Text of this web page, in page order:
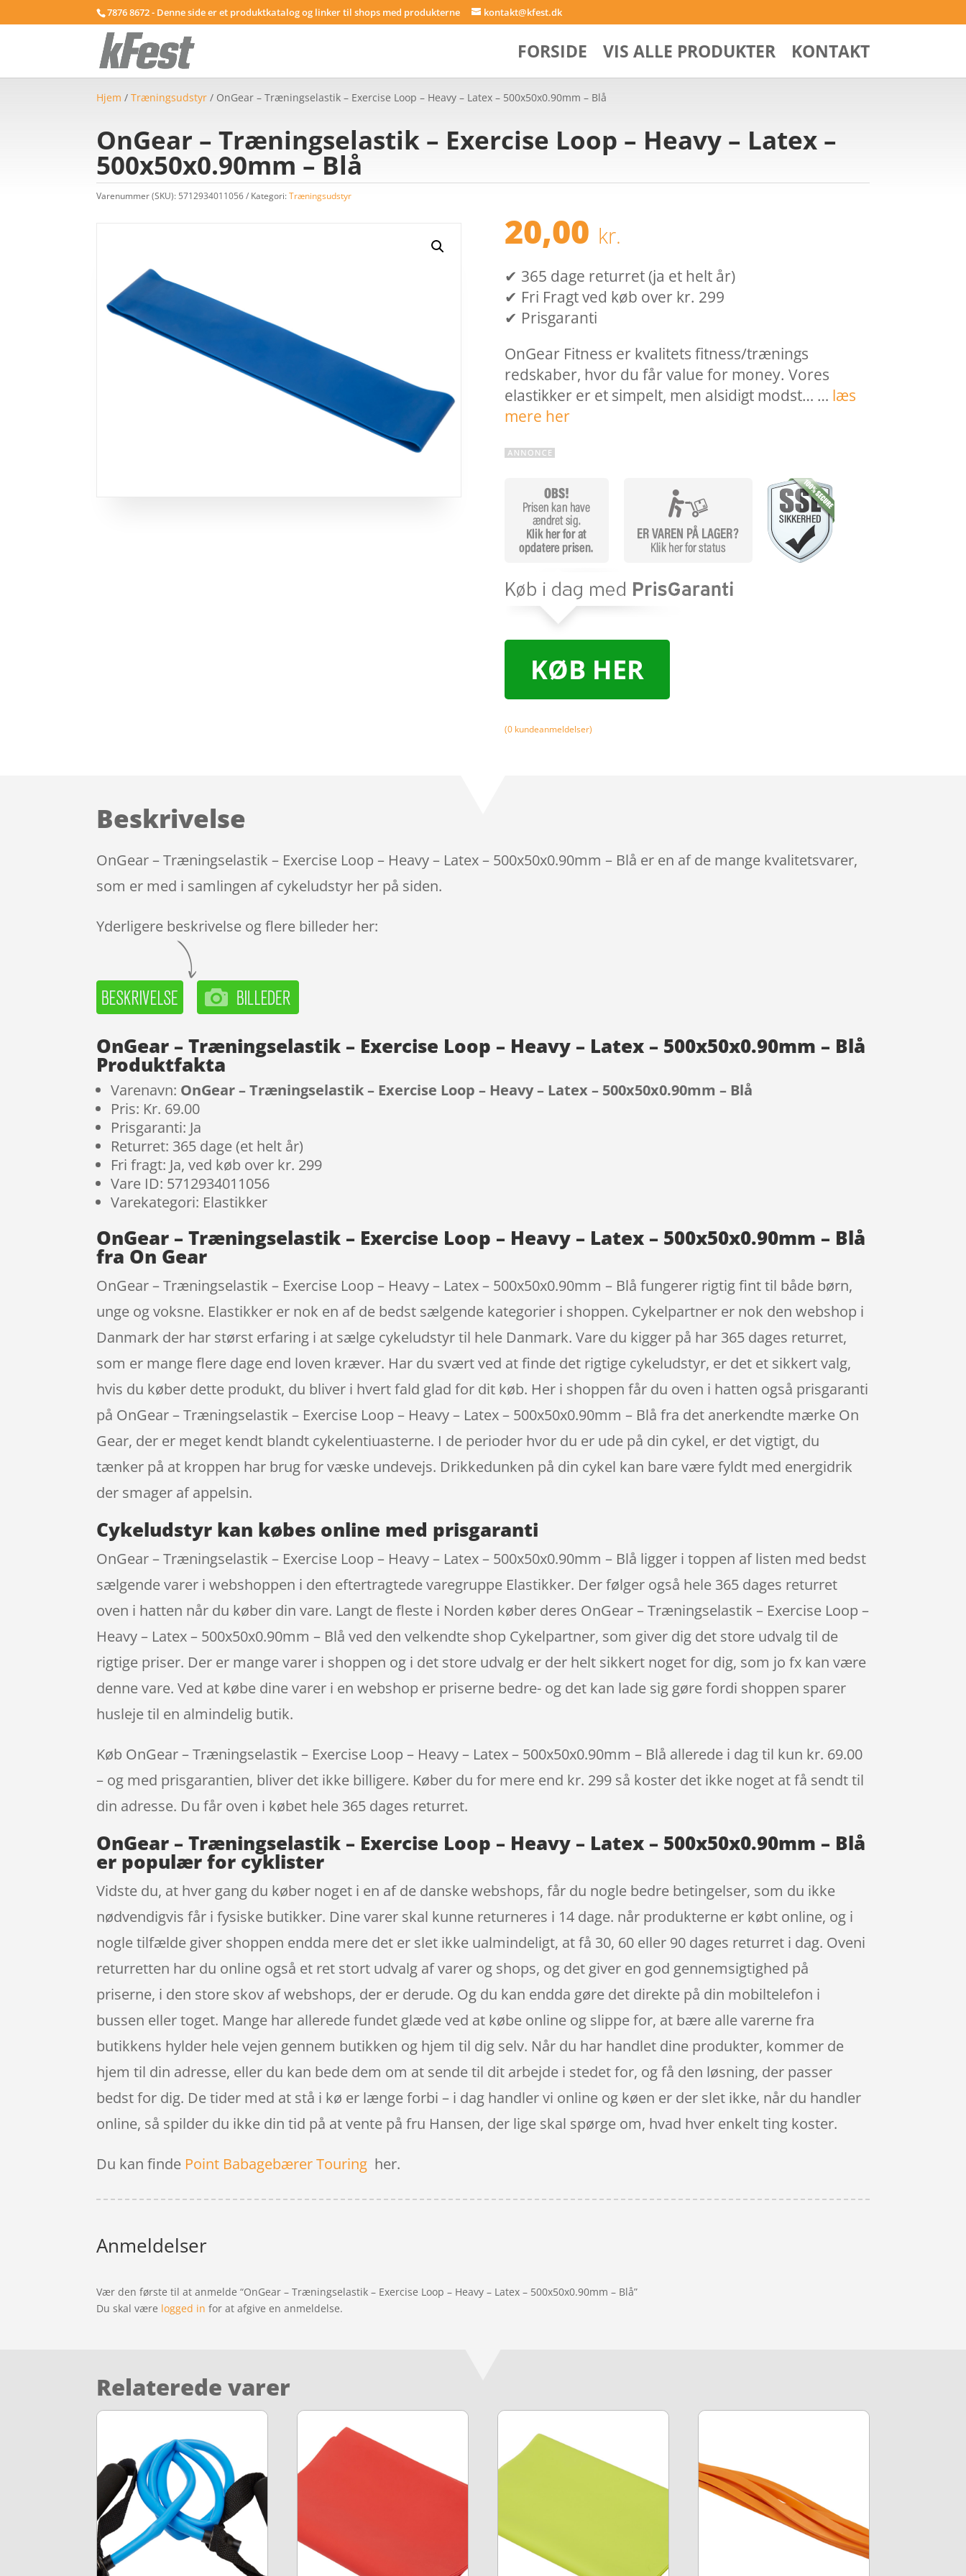
7876 8672 - Denne side er et produktkatalog og linker til shops med produkterne kontakt@kfest.dk
FORSIDE VIS ALLE PRODUKTER KONTAKT
Hjem /Træningsudstyr / OnGear – Træningselastik – Exercise Loop – Heavy – Latex – 500x50x0.90mm – Blå
OnGear – Træningselastik – Exercise Loop – Heavy – Latex –
500x50x0.90mm – Blå
Varenummer (SKU): 5712934011056 Kategori:Træningsudstyr
20,00 kr.
✔ 365 dage returret (ja et helt år)
✔ Fri Fragt ved køb over kr. 299
✔ Prisgaranti
OnGear Fitness er kvalitets fitness/trænings
redskaber, hvor du får value for money. Vores
elastikker er et simpelt, men alsidigt modst… … læs
mere her
KØB HER
(0kundeanmeldelser)
Beskrivelse
OnGear – Træningselastik – Exercise Loop – Heavy – Latex – 500x50x0.90mm – Blå er en af de mange kvalitetsvarer,
som er med i samlingen af cykeludstyr her på siden.
Yderligere beskrivelse og flere billeder her:
OnGear – Træningselastik – Exercise Loop – Heavy – Latex – 500x50x0.90mm – Blå
Produktfakta
Varenavn: OnGear – Træningselastik – Exercise Loop – Heavy – Latex – 500x50x0.90mm – Blå
Pris: Kr. 69.00
Prisgaranti: Ja
Returret: 365 dage (et helt år)
Fri fragt: Ja, ved køb over kr. 299
Vare ID: 5712934011056
Varekategori: Elastikker
OnGear – Træningselastik – Exercise Loop – Heavy – Latex – 500x50x0.90mm – Blå
fra On Gear
OnGear – Træningselastik – Exercise Loop – Heavy – Latex – 500x50x0.90mm – Blå fungerer rigtig fint til både børn,
unge og voksne. Elastikker er nok en af de bedst sælgende kategorier i shoppen. Cykelpartner er nok den webshop i
Danmark der har størst erfaring i at sælge cykeludstyr til hele Danmark. Vare du kigger på har 365 dages returret,
som er mange flere dage end loven kræver. Har du svært ved at finde det rigtige cykeludstyr, er det et sikkert valg,
hvis du køber dette produkt, du bliver i hvert fald glad for dit køb. Her i shoppen får du oven i hatten også prisgaranti
på OnGear – Træningselastik – Exercise Loop – Heavy – Latex – 500x50x0.90mm – Blå fra det anerkendte mærke On
Gear, der er meget kendt blandt cykelentiuasterne. I de perioder hvor du er ude på din cykel, er det vigtigt, du
tænker på at kroppen har brug for væske undevejs. Drikkedunken på din cykel kan bare være fyldt med energidrik
der smager af appelsin.
Cykeludstyr kan købes online med prisgaranti
OnGear – Træningselastik – Exercise Loop – Heavy – Latex – 500x50x0.90mm – Blå ligger i toppen af listen med bedst
sælgende varer i webshoppen i den eftertragtede varegruppe Elastikker. Der følger også hele 365 dages returret
oven i hatten når du køber din vare. Langt de fleste i Norden køber deres OnGear – Træningselastik – Exercise Loop –
Heavy – Latex – 500x50x0.90mm – Blå ved den velkendte shop Cykelpartner, som giver dig det store udvalg til de
rigtige priser. Der er mange varer i shoppen og i det store udvalg er der helt sikkert noget for dig, som jo fx kan være
denne vare. Ved at købe dine varer i en webshop er priserne bedre- og det kan lade sig gøre fordi shoppen sparer
husleje til en almindelig butik.
Køb OnGear – Træningselastik – Exercise Loop – Heavy – Latex – 500x50x0.90mm – Blå allerede i dag til kun kr. 69.00
– og med prisgarantien, bliver det ikke billigere. Køber du for mere end kr. 299 så koster det ikke noget at få sendt til
din adresse. Du får oven i købet hele 365 dages returret.
OnGear – Træningselastik – Exercise Loop – Heavy – Latex – 500x50x0.90mm – Blå
er populær for cyklister
Vidste du, at hver gang du køber noget i en af de danske webshops, får du nogle bedre betingelser, som du ikke
nødvendigvis får i fysiske butikker. Dine varer skal kunne returneres i 14 dage. når produkterne er købt online, og i
nogle tilfælde giver shoppen endda mere det er slet ikke ualmindeligt, at få 30, 60 eller 90 dages returret i dag. Oveni
returretten har du online også et ret stort udvalg af varer og shops, og det giver en god gennemsigtighed på
priserne, i den store skov af webshops, der er derude. Og du kan endda gøre det direkte på din mobiltelefon i
bussen eller toget. Mange har allerede fundet glæde ved at købe online og slippe for, at bære alle varerne fra
butikkens hylder hele vejen gennem butikken og hjem til dig selv. Når du har handlet dine produkter, kommer de
hjem til din adresse, eller du kan bede dem om at sende til dit arbejde i stedet for, og få den løsning, der passer
bedst for dig. De tider med at stå i kø er længe forbi – i dag handler vi online og køen er der slet ikke, når du handler
online, så spilder du ikke din tid på at vente på fru Hansen, der lige skal spørge om, hvad hver enkelt ting koster.
Du kan finde Point Babagebærer Touring her.
Anmeldelser
Vær den første til at anmelde “OnGear – Træningselastik – Exercise Loop – Heavy – Latex – 500x50x0.90mm – Blå”
Du skal være logged in for at afgive en anmeldelse.
Relaterede varer